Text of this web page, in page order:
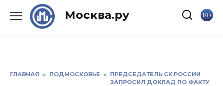
Москва.ру 18+
ГЛАВНАЯ » ПОДМОСКОВЬЕ » ПРЕДСЕДАТЕЛЬ СК РОССИИ
ЗАПРОСИЛ ДОКЛАД ПО ФАКТУ